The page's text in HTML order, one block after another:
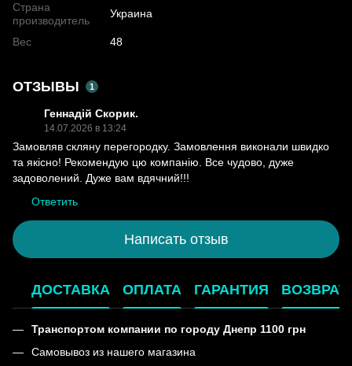
Страна
производитель
Украина
Вес 48
ОТЗЫВЫ 1
Геннадій Скорик.
14.07.2026 в 13:24
Замовляв скляну перегородку. Замовлення виконали швидко
та якісно! Рекомендую цю компанію. Все чудово, дуже
задоволений. Дуже вам вдячний!!!
Ответить
Написать отзыв
ДОСТАВКА ОПЛАТА ГАРАНТИЯ ВОЗВРАТ
Транспортом компании по городу Днепр 1100 грн
Самовывоз из нашего магазина